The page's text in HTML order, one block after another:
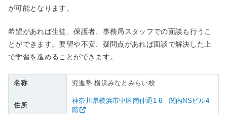
が可能となります。
希望があれば生徒、保護者、事務局スタッフでの面談も行うこ
とができます。要望や不安、疑問点があれば面談で解決した上
で学習を進めることができます。
名称 究進塾 横浜みなとみらい校
住所
神奈川県横浜市中区南仲通1-6 関内NSビル4
階